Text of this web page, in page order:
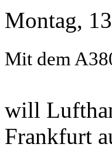
Montag,
Mit dem
will
Frankfurt